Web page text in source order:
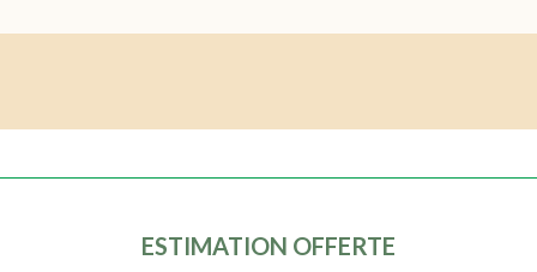
ESTIMATION OFFERTE